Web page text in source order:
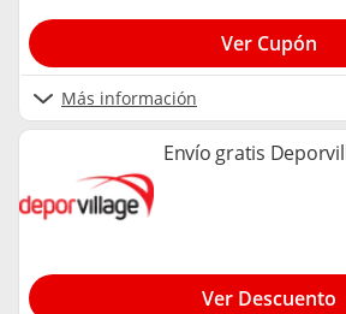
Más información
Ver Cupón
Envío gratis
Ver Descuento